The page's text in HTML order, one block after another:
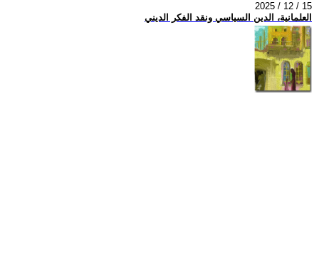
2025 / 12 / 15
العلمانية، الدين السياسي ونقد الفكر الديني